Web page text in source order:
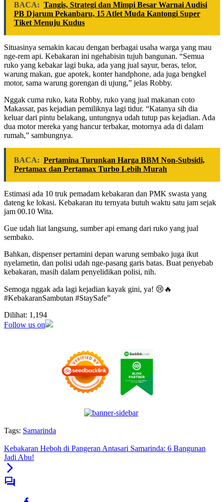
BACA: Tangis, Strategi dan Mimpi Besar Warnai Audisi
PB Djarum Pekanbaru, 15 Atlet Muda Kantongi Super
Tiket Menuju Kudus
Situasinya semakin kacau dengan berbagai usaha warga yang mau
nge-rem api. Kebakaran ini ngehabisin tujuh bangunan. “Semua
ruko yang kebakar lagi buka, ada yang jual sayur, beras, telor,
warung makan, gue apotek, konter handphone, ada juga bengkel
motor, sama warung gorengan di ujung,” jelas Robby.
Nggak cuma ruko, kata Robby, ruko yang jual makanan coto
Makassar, pas kejadian pemiliknya lagi tidur. “Katanya sih dia
keluar dari pintu belakang, untungnya udah tutup pas kejadian. Ada
dua motor mereka yang hancur terbakar, motornya ada di dalam
rumah,” sambungnya.
BACA: Pertamina Turunkan Harga BBM Non-Subsidi,
Pertamax dan Pertamax Turbo Lebih Murah
Estimasi ada 10 truk pemadam kebakaran dan PMK swasta yang
dateng ke lokasi. Kebakaran itu ternyata butuh waktu satu jam sejak
jam 00.10 Wita.
Gue udah liat langsung, sumber api emang dari ruko yang jual
sembako.
Bahkan, dispenser pertamini depan warung sembako juga ikut
nyelametin, dan polisi udah nge-pasang garis batas. Buat penyebab
kebakaran, masih dalam penyelidikan polisi, nih.
Semoga nggak ada lagi kejadian kayak gini, ya! 😢🔥
#KebakaranSambutan #StaySafe”
Dilihat: 1,194
Follow us on
Tags: Samarinda
Kebakaran Heboh di Pangeran Antasari Samarinda: 6 Bangunan
Jadi Abu!